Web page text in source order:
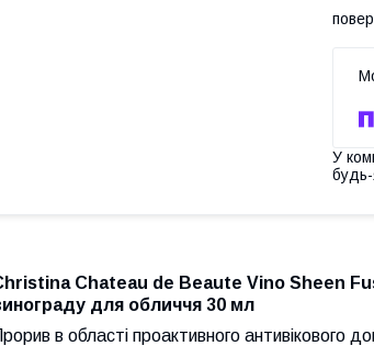
У
Chateau de Beaute Vino Sheen
для обличчя 30 мл
в області проактивного антивікового